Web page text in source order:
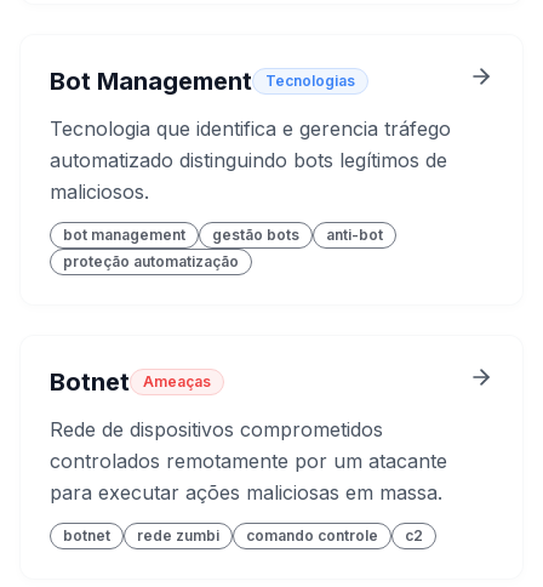
Bot Management Tecnologias
Tecnologia que identifica e gerencia tráfego
automatizado distinguindo bots legítimos de
maliciosos.
bot management gestão bots
anti-bot
proteção automatização
Botnet Ameaças
Rede de dispositivos comprometidos
controlados remotamente por um atacante
para executar ações maliciosas em massa.
botnet rede zumbi comando controle c2